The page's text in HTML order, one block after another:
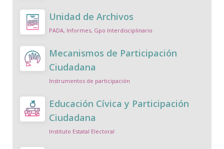
Unidad de Archivos
PADA, Informes, Gpo Interdisciplinario
Mecanismos de Participación
Ciudadana
Instrumentos de participación
Educación Cívica y Participación
Ciudadana
Instituto Estatal Electoral